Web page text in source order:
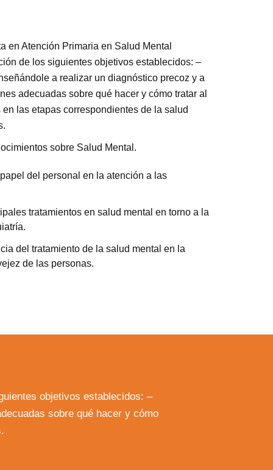
en Atención Primaria en Salud Mental
de los siguientes objetivos establecidos: –
a realizar un diagnóstico precoz y a
adecuadas sobre qué hacer y cómo tratar al
las etapas correspondientes de la salud
sobre Salud Mental.
del personal en la atención a las
tratamientos en salud mental en torno a la
del tratamiento de la salud mental en la
de las personas.
objetivos establecidos: –
sobre qué hacer y cómo